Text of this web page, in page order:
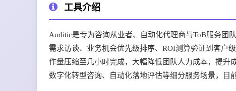
工具介绍
Auditic是专为咨询从业者、自动化代理商与ToB服务团
需求访谈、业务机会优先级排序、ROI测算验证到客户
作量压缩至几小时完成，大幅降低团队人力成本，提
数字化转型咨询、自动化落地评估等细分服务场景，目